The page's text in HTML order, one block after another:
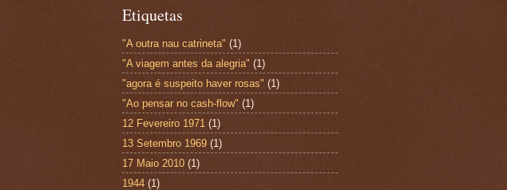
Etiquetas
"A outra nau catrineta" (1)
"A viagem antes da alegria" (1)
"agora é suspeito haver rosas" (1)
"Ao pensar no cash-flow" (1)
12 Fevereiro 1971 (1)
13 Setembro 1969 (1)
17 Maio 2010 (1)
1944 (1)